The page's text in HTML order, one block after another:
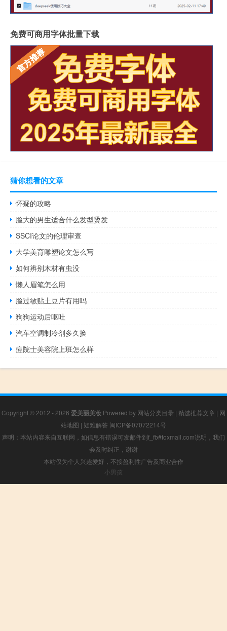
免费可商用字体批量下载
猜你想看的文章
怀疑的攻略
脸大的男生适合什么发型烫发
SSCI论文的伦理审查
大学美育雕塑论文怎么写
如何辨别木材有虫没
懒人眉笔怎么用
脸过敏贴土豆片有用吗
狗狗运动后呕吐
汽车空调制冷剂多久换
痘院士美容院上班怎么样
Copyright © 2012 - 2026 爱美丽美妆 Powered by 网站分类目录 | 精选推荐文章 | 网
站地图 | 疑难解答 闽ICP备07072214号
声明：本站内容来自互联网，如信息有错误可发邮件到f_fb#foxmail.com说明，我们
会及时纠正，谢谢
本站仅为个人兴趣爱好，不接盈利性广告及商业合作
小男孩